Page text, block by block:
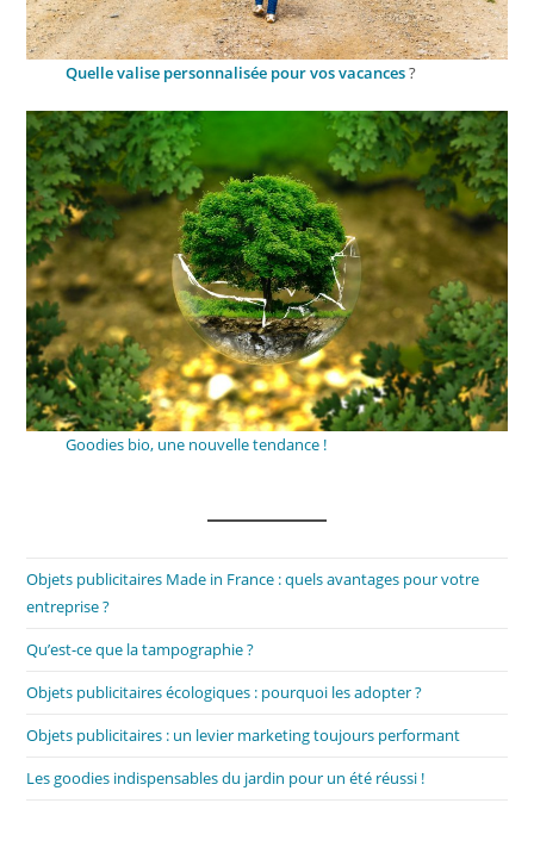
Quelle valise personnalisée pour vos vacances?
Goodies bio, une nouvelle tendance !
Objets publicitaires Made in France : quels avantages pour votre
entreprise ?
Qu’est-ce que la tampographie ?
Objets publicitaires écologiques : pourquoi les adopter ?
Objets publicitaires : un levier marketing toujours performant
Les goodies indispensables du jardin pour un été réussi !